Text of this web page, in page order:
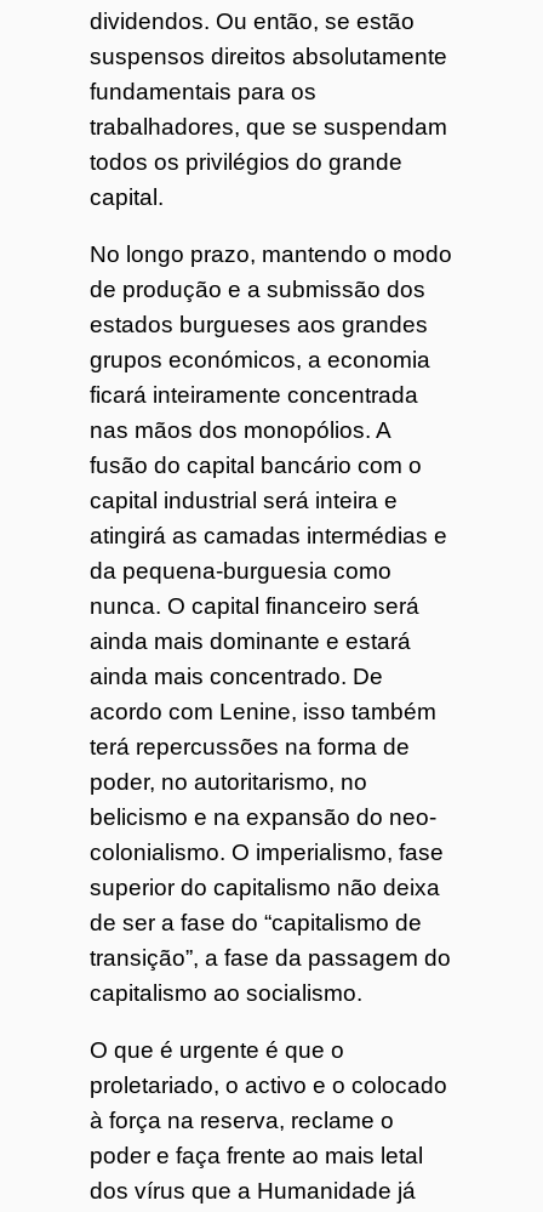
dividendos. Ou então, se estão
suspensos direitos absolutamente
fundamentais para os
trabalhadores, que se suspendam
todos os privilégios do grande
capital.
No longo prazo, mantendo o modo
de produção e a submissão dos
estados burgueses aos grandes
grupos económicos, a economia
ficará inteiramente concentrada
nas mãos dos monopólios. A
fusão do capital bancário com o
capital industrial será inteira e
atingirá as camadas intermédias e
da pequena-burguesia como
nunca. O capital financeiro será
ainda mais dominante e estará
ainda mais concentrado. De
acordo com Lenine, isso também
terá repercussões na forma de
poder, no autoritarismo, no
belicismo e na expansão do neo-
colonialismo. O imperialismo, fase
superior do capitalismo não deixa
de ser a fase do “capitalismo de
transição”, a fase da passagem do
capitalismo ao socialismo.
O que é urgente é que o
proletariado, o activo e o colocado
à força na reserva, reclame o
poder e faça frente ao mais letal
dos vírus que a Humanidade já